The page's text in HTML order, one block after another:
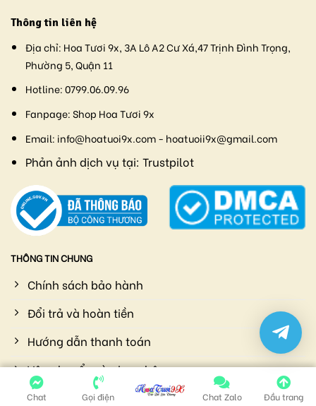
Thông tin liên hệ
Địa chỉ: Hoa Tươi 9x, 3A Lô A2 Cư Xá,47 Trịnh Đình Trọng,
Phường 5, Quận 11
Hotline:0799.06.09.96
Fanpage:Shop Hoa Tươi 9x
Email: info@hoatuoi9x.com - hoatuoii9x@gmail.com
Phản ảnh dịch vụ tại: Trustpilot
THÔNG TIN CHUNG
Chính sách bảo hành
Đổi trả và hoàn tiền
Hướng dẫn thanh toán
Vận chuyển và giao nhận
Chính sách bảo mật
Chat Gọi điện Chat Zalo Đầu trang